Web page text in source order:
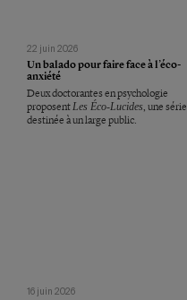
22 juin 2026
Un balado pour faire face à l’éco-
anxiété
Deux doctorantes en psychologie
proposent Les Éco-Lucides , une série
destinée à un large public.
16 juin 2026